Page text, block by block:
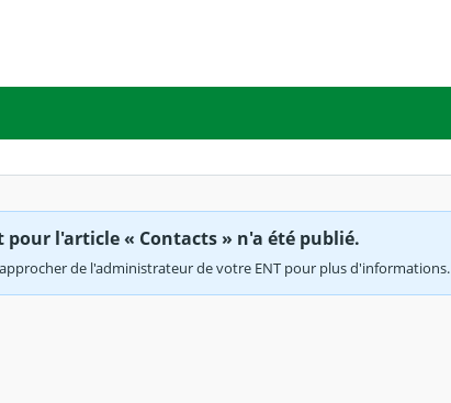
pour l'article « Contacts » n'a été publié.
de l'administrateur de votre ENT pour plus d'informations.